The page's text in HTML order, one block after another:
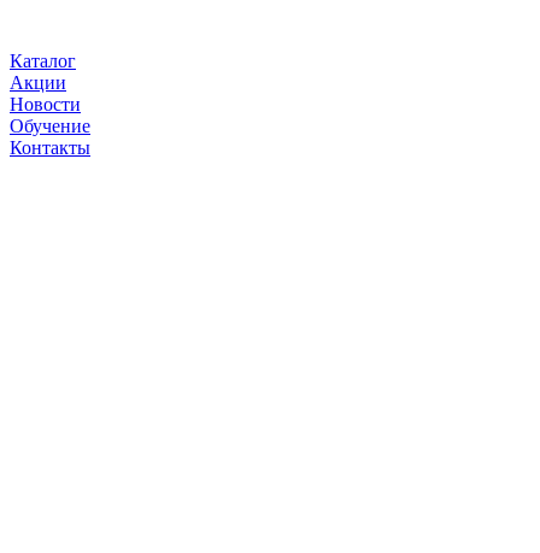
Каталог
Акции
Новости
Обучение
Контакты